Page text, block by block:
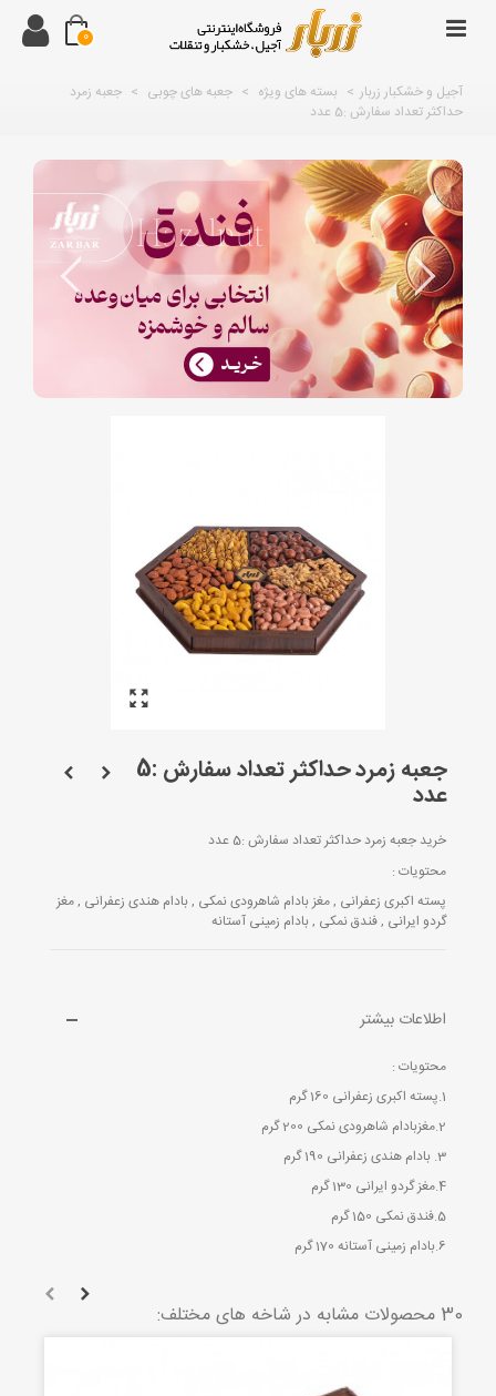
0
آجیل و خشکبار زربار > بسته های ویژه > جعبه های چوبی > جعبه زمرد
حداکثر تعداد سفارش :5 عدد
جعبه زمرد حداکثر تعداد سفارش :5
عدد
خرید جعبه زمرد حداکثر تعداد سفارش :5 عدد
محتویات :
پسته اکبری زعفرانی , مغز بادام شاهرودی نمکی , بادام هندی زعفرانی , مغز
گردو ایرانی , فندق نمکی , بادام زمینی آستانه
اطلاعات بیشتر
محتویات :
1.پسته اکبری زعفرانی 160 گرم
2.مغزبادام شاهرودی نمکی 200 گرم
3. بادام هندی زعفرانی 190 گرم
4.مغز گردو ایرانی 130 گرم
5.فندق نمکی 150 گرم
6.بادام زمینی آستانه 170 گرم
30 محصولات مشابه در شاخه های مختلف: